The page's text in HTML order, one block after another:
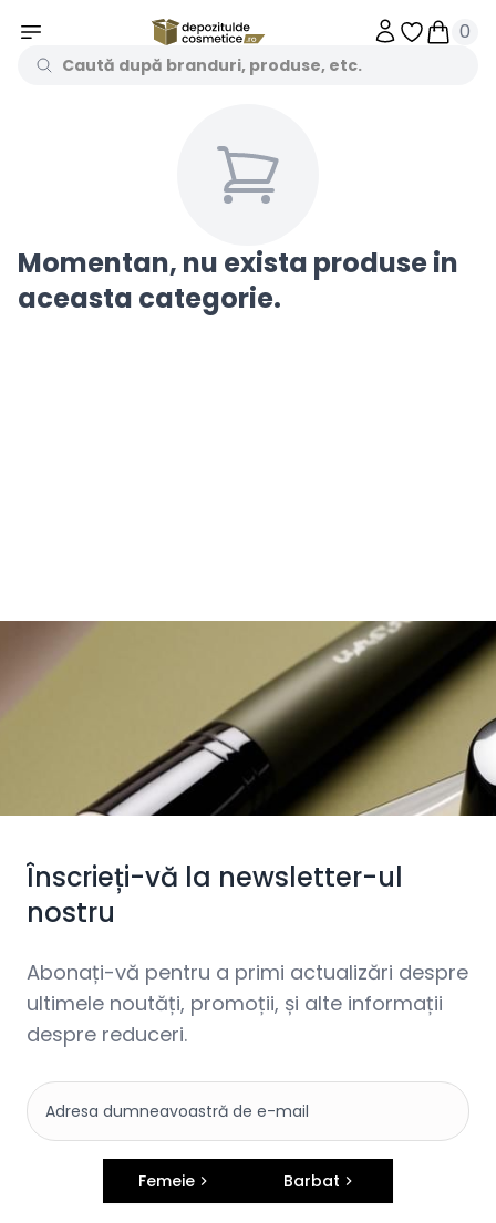
Obiecte
0
Momentan, nu exista produse in
aceasta categorie.
Înscrieți-vă la newsletter-ul
nostru
Abonați-vă pentru a primi actualizări despre
ultimele noutăți, promoții, și alte informații
despre reduceri.
Femeie Barbat